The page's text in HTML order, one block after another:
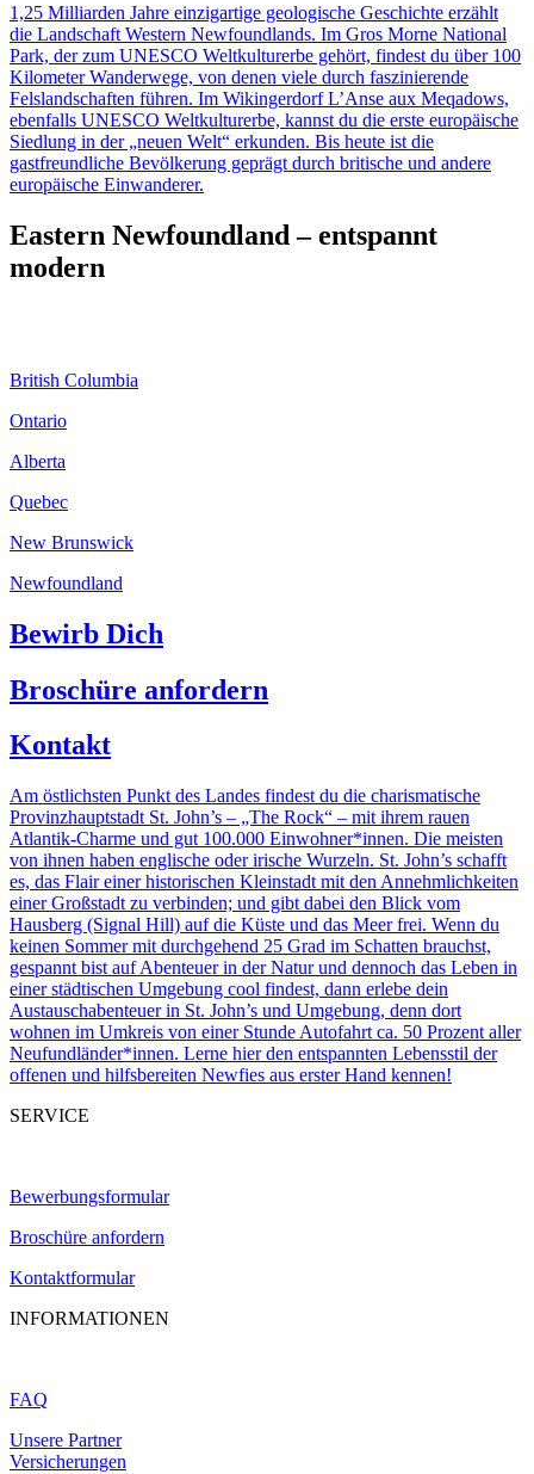
1,25 Milliarden Jahre einzigartige geologische Geschichte erzählt
die Landschaft Western Newfoundlands. Im Gros Morne National
Park, der zum UNESCO Weltkulturerbe gehört, findest du über 100
Kilometer Wanderwege, von denen viele durch faszinierende
Felslandschaften führen. Im Wikingerdorf L’Anse aux Meqadows,
ebenfalls UNESCO Weltkulturerbe, kannst du die erste europäische
Siedlung in der „neuen Welt“ erkunden. Bis heute ist die
gastfreundliche Bevölkerung geprägt durch britische und andere
europäische Einwanderer.
Eastern Newfoundland – entspannt
modern
British Columbia
Ontario
Alberta
Quebec
New Brunswick
Newfoundland
Bewirb Dich
Broschüre anfordern
Kontakt
Am östlichsten Punkt des Landes findest du die charismatische
Provinzhauptstadt St. John’s – „The Rock“ – mit ihrem rauen
Atlantik-Charme und gut 100.000 Einwohner*innen. Die meisten
von ihnen haben englische oder irische Wurzeln. St. John’s schafft
es, das Flair einer historischen Kleinstadt mit den Annehmlichkeiten
einer Großstadt zu verbinden; und gibt dabei den Blick vom
Hausberg (Signal Hill) auf die Küste und das Meer frei. Wenn du
keinen Sommer mit durchgehend 25 Grad im Schatten brauchst,
gespannt bist auf Abenteuer in der Natur und dennoch das Leben in
einer städtischen Umgebung cool findest, dann erlebe dein
Austauschabenteuer in St. John’s und Umgebung, denn dort
wohnen im Umkreis von einer Stunde Autofahrt ca. 50 Prozent aller
Neufundländer*innen. Lerne hier den entspannten Lebensstil der
offenen und hilfsbereiten Newfies aus erster Hand kennen!
SERVICE
Bewerbungsformular
Broschüre anfordern
Kontaktformular
INFORMATIONEN
FAQ
Unsere Partner
Versicherungen